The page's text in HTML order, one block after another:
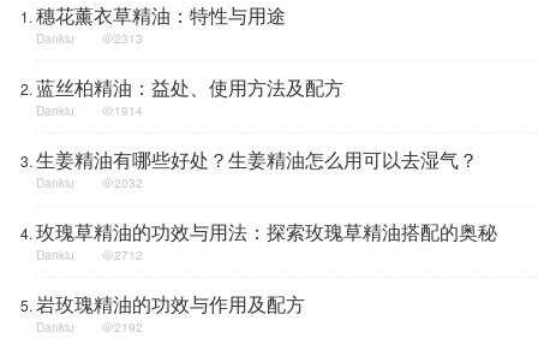
穗花薰衣草精油：特性与用途
Dankiu 2313
蓝丝柏精油：益处、使用方法及配方
Dankiu 1914
生姜精油有哪些好处？生姜精油怎么用可以去湿气？
Dankiu 2032
玫瑰草精油的功效与用法：探索玫瑰草精油搭配的奥秘
Dankiu 2712
岩玫瑰精油的功效与作用及配方
Dankiu 2192